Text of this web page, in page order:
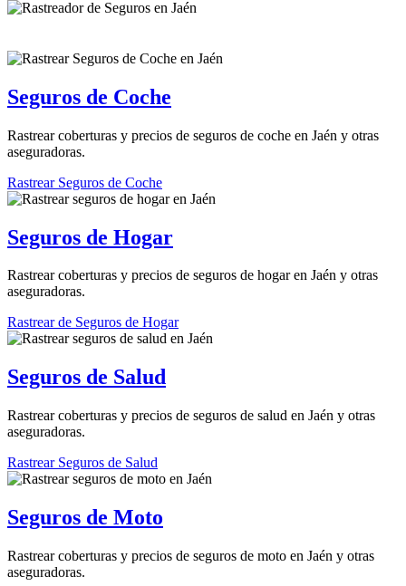
Seguros de Coche
Rastrear coberturas y precios de seguros de coche en Jaén y otras
aseguradoras.
Rastrear Seguros de Coche
Seguros de Hogar
Rastrear coberturas y precios de seguros de hogar en Jaén y otras
aseguradoras.
Rastrear de Seguros de Hogar
Seguros de Salud
Rastrear coberturas y precios de seguros de salud en Jaén y otras
aseguradoras.
Rastrear Seguros de Salud
Seguros de Moto
Rastrear coberturas y precios de seguros de moto en Jaén y otras
aseguradoras.